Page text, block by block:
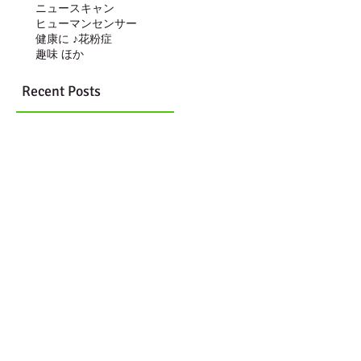
ニュースキャン
ヒューマンセンサー
健康に ♪花粉症
趣味 ほか
Recent Posts